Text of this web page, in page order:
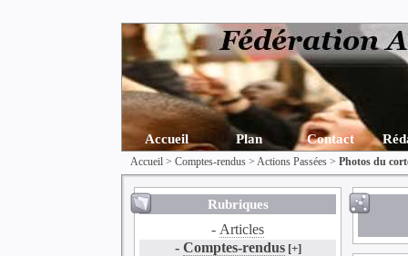
Accueil Plan Contact
Accueil >Comptes-rendus >Actions Passées >Photos du
Rubriques
- Articles
- Comptes-rendus[+]